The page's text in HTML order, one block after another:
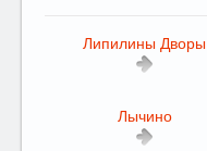
Липилины Дворы
Лычино